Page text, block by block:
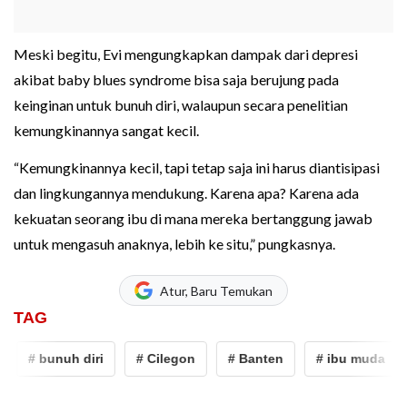
Meski begitu, Evi mengungkapkan dampak dari depresi
akibat baby blues syndrome bisa saja berujung pada
keinginan untuk bunuh diri, walaupun secara penelitian
kemungkinannya sangat kecil.
“Kemungkinannya kecil, tapi tetap saja ini harus diantisipasi
dan lingkungannya mendukung. Karena apa? Karena ada
kekuatan seorang ibu di mana mereka bertanggung jawab
untuk mengasuh anaknya, lebih ke situ,” pungkasnya.
Atur, Baru Temukan
TAG
# bunuh diri # Cilegon # Banten # ibu muda